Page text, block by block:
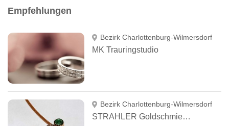
Empfehlungen
Bezirk Charlottenburg-Wilmersdorf
MK Trauringstudio
Bezirk Charlottenburg-Wilmersdorf
STRAHLER Goldschmiedemeister